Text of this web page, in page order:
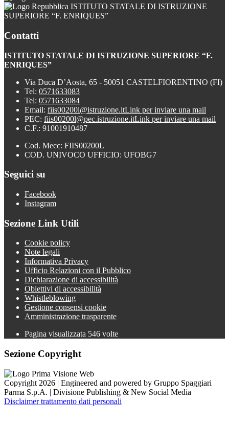
ISTITUTO STATALE DI ISTRUZIONE
SUPERIORE “F. ENRIQUES”
Contatti
ISTITUTO STATALE DI ISTRUZIONE SUPERIORE “F.
ENRIQUES”
Via Duca D’Aosta, 65 - 50051 CASTELFIORENTINO (FI)
Tel: 0571633083
Tel: 0571633084
Email: fiis00200l@istruzione.itLink per inviare una mail
PEC: fiis00200l@pec.istruzione.itLink per inviare una mail
C.F.: 91001910487
Cod. Mecc: FIIS00200L
COD. UNIVOCO UFFICIO: UFOBG7
Seguici su
Facebook
Instagram
Sezione Link Utili
Cookie policy
Note legali
Informativa Privacy
Ufficio Relazioni con il Pubblico
Dichiarazione di accessibilità
Obiettivi di accessibilità
Whistleblowing
Gestione consensi cookie
Amministrazione trasparente
Pagina visualizzata 546 volte
Sezione Copyright
Copyright 2026 | Engineered and powered by Gruppo Spaggiari
Parma S.p.A. | Divisione Publishing & New Social Media
Disclaimer trattamento dati personali